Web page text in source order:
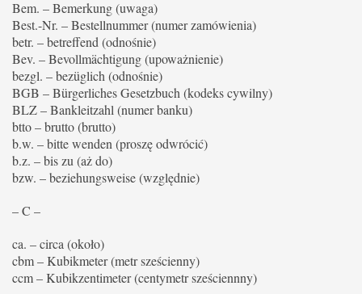
Bem. – Bemerkung (uwaga)
Best.-Nr. – Bestellnummer (numer zamówienia)
betr. – betreffend (odnośnie)
Bev. – Bevollmächtigung (upoważnienie)
bezgl. – bezüglich (odnośnie)
BGB – Bürgerliches Gesetzbuch (kodeks cywilny)
BLZ – Bankleitzahl (numer banku)
btto – brutto (brutto)
b.w. – bitte wenden (proszę odwrócić)
b.z. – bis zu (aż do)
bzw. – beziehungsweise (względnie)
– C –
ca. – circa (około)
cbm – Kubikmeter (metr sześcienny)
ccm – Kubikzentimeter (centymetr sześciennny)